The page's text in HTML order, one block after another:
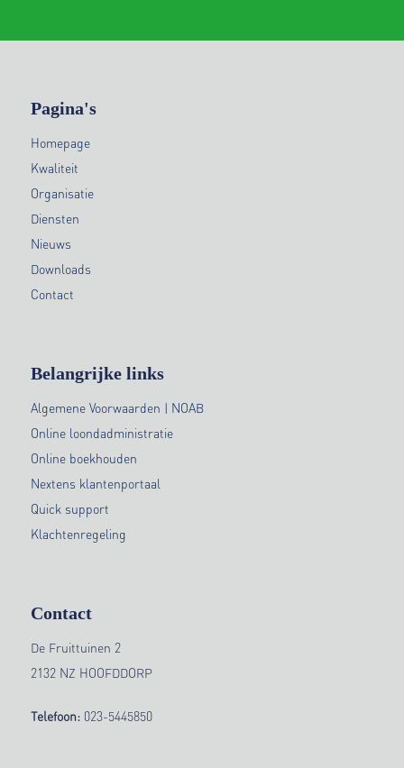
Pagina's
Homepage
Kwaliteit
Organisatie
Diensten
Nieuws
Downloads
Contact
Belangrijke links
Algemene Voorwaarden | NOAB
Online loondadministratie
Online boekhouden
Nextens klantenportaal
Quick support
Klachtenregeling
Contact
De Fruittuinen 2
2132 NZ HOOFDDORP
Telefoon:023-5445850